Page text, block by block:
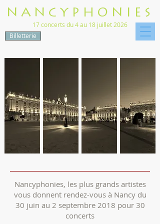
NANCYPHONIES
17 concerts du 4 au 18 juillet 2026
Billetterie
Nancyphonies, les plus grands artistes
vous donnent rendez-vous à Nancy du
30 juin au 2 septembre 2018 pour 30
concerts